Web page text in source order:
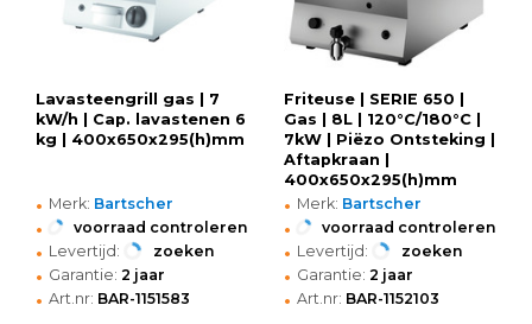
Lavasteengrill gas | 7
kW/h | Cap. lavastenen 6
kg | 400x650x295(h)mm
• Merk: Bartscher
• voorraad controleren
• Levertijd: zoeken
• Garantie: 2 jaar
• Art.nr: BAR-1151583
Friteuse | SERIE 650 |
Gas | 8L | 120°C/180°C |
7kW | Piëzo Ontsteking |
Aftapkraan |
400x650x295(h)mm
• Merk: Bartscher
• voorraad controleren
• Levertijd: zoeken
• Garantie: 2 jaar
• Art.nr: BAR-1152103